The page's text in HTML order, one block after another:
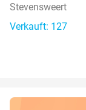
Stevensweert
Verkauft: 127